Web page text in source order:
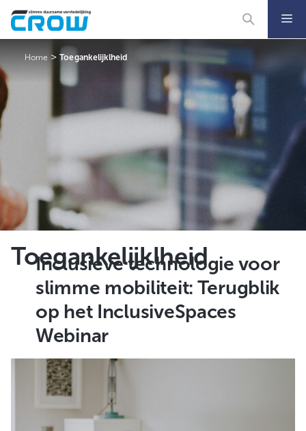
naar
de
Home >Toegankelijklheid
Toegankelijklheid
Inclusieve technologie voor
slimme mobiliteit: Terugblik
op het InclusiveSpaces
Webinar